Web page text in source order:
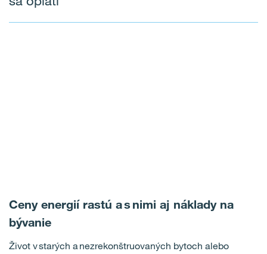
Ceny energií rastú a s nimi aj náklady na
bývanie
Život v starých a nezrekonštruovaných bytoch alebo